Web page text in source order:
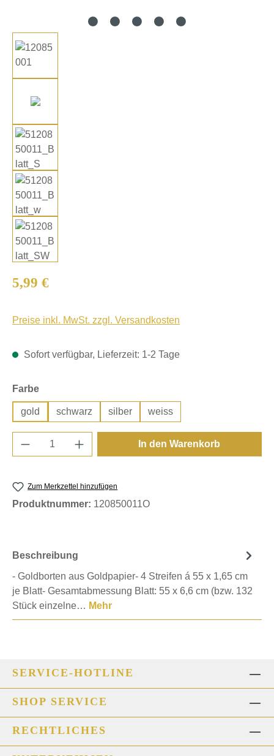
Regulärer Preis:
5,99 €
Preise inkl. MwSt. zzgl. Versandkosten
Sofort verfügbar, Lieferzeit: 1-2 Tage
Farbeauswählen
gold schwarz silber weiss
Produkt Anzahl: Gib den gewünschten
In den Warenkorb
Zum Merkzettel hinzufügen
Produktnummer: 120850011O
Beschreibung
- Goldborten aus Goldpapier- 4 Streifen á 55 x 1,65 cm
je Blatt- Gesamtabmessung Blatt: 55 x 6,6 cm (bzw. 132
Stück einzelne… Mehr
SERVICE-HOTLINE
SHOP SERVICE
RECHTLICHES